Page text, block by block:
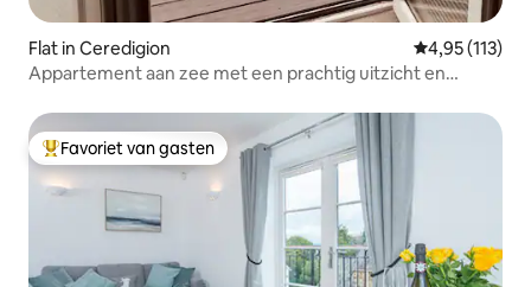
Flat in Ceredigion Gemiddelde
4,95 (113)
Appartement aan zee met een prachtig uitzicht en
Topfavoriet van gasten
Favoriet van gasten